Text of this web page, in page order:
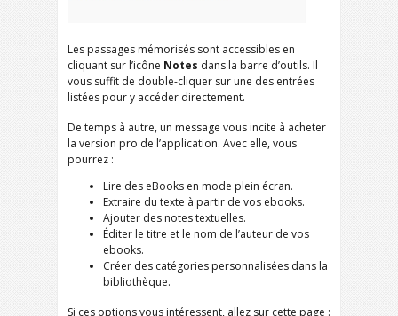
Les passages mémorisés sont accessibles en
cliquant sur l’icône Notes dans la barre d’outils. Il
vous suffit de double-cliquer sur une des entrées
listées pour y accéder directement.
De temps à autre, un message vous incite à acheter
la version pro de l’application. Avec elle, vous
pourrez :
Lire des eBooks en mode plein écran.
Extraire du texte à partir de vos ebooks.
Ajouter des notes textuelles.
Éditer le titre et le nom de l’auteur de vos
ebooks.
Créer des catégories personnalisées dans la
bibliothèque.
Si ces options vous intéressent, allez sur cette page :